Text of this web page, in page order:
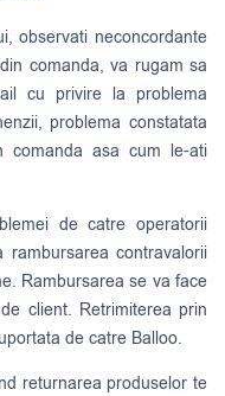
observati neconcordante
comanda, va rugam sa
cu privire la problema
problema constatata
asa cum le-ati
de catre operatorii
rambursarea contravalorii
Rambursarea se va face
client. Retrimiterea prin
de catre Balloo.
returnarea produselor te